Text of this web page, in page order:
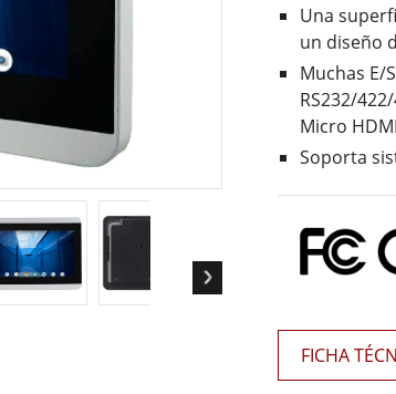
de grado ATEX
resistente con
ATEX
Tecnología de IA
Movilidad con Edge AI
Panel PC Edge AI
Una
un diseño
Muchas E/
RS232/
Micro
Soporta
FICHA